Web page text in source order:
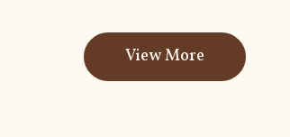
View More